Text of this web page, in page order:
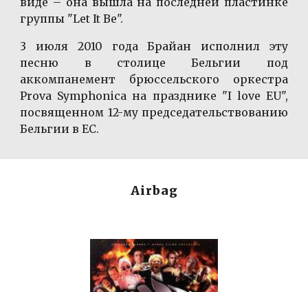
группы "Let It Be".
3 июля 2010 года Брайан исполнил эту
песню в столице Бельгии под
аккомпанемент брюссельского оркестра
Prova Symphonica на празднике "I love EU",
посвященном 12-му председательствованию
Бельгии в ЕС.
Airbag